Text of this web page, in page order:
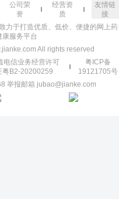
公司荣
誉
经营资
质
友情链
接
力于打造优质、低价、便捷的网上药
康服务平台
All rights reserved
电信业务经营许可
粤B2-20200259
粤ICP备
19121705号
举报邮箱 jubao@jianke.com